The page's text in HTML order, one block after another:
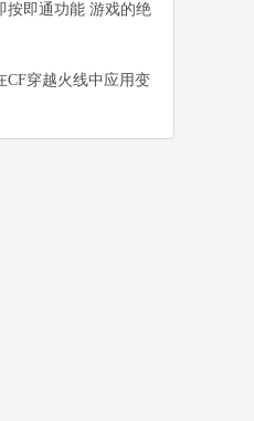
按即通功能 游戏的绝
CF穿越火线中应用变